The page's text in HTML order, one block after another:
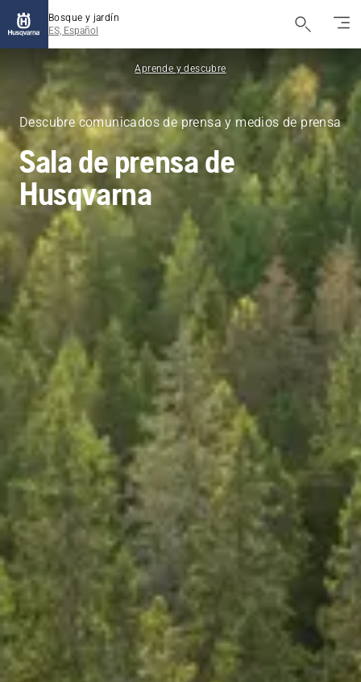
Bosque y jardín
ES, Español
Aprende y descubre
Descubre comunicados de prensa y medios de prensa
Sala de prensa de
Husqvarna